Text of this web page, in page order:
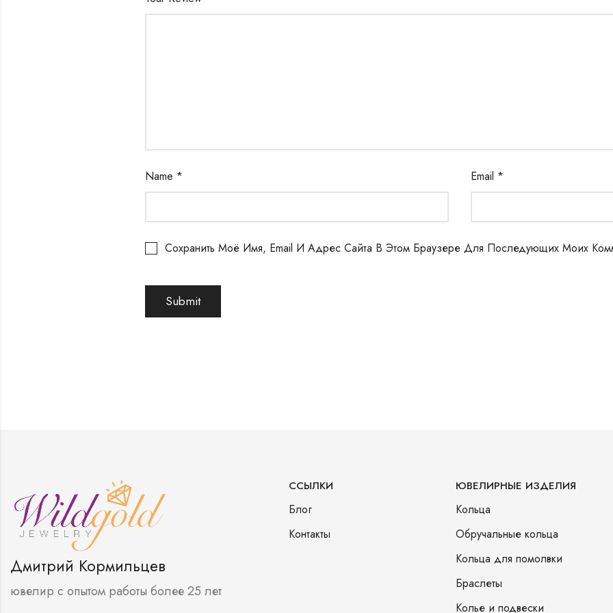
Name * Email *
Сохранить Моё Имя, Email И Адрес Сайта В Этом Браузере Для Последующих Моих
Дмитрий Кормильцев
ювелир с опытом работы более 25 лет
ССЫЛКИ
Блог
Контакты
ЮВЕЛИРНЫЕ ИЗДЕЛИЯ
Кольца
Обручальные кольца
Кольца для помолвки
Браслеты
Колье и подвески